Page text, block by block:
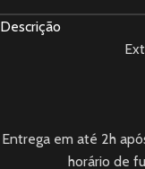
Descrição
Entrega em até 2h
horário de